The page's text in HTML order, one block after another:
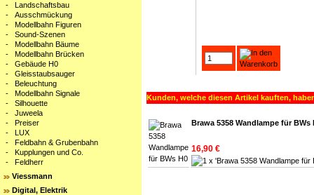
- Landschaftsbau
- Ausschmückung
- Modellbahn Figuren
- Sound-Szenen
- Modellbahn Bäume
- Modellbahn Brücken
- Gebäude H0
- Gleisstaubsauger
- Beleuchtung
- Modellbahn Signale
- Silhouette
- Juweela
- Preiser
- LUX
- Feldbahn & Grubenbahn
- Kupplungen und Co.
- Feldherr
Viessmann
Digital, Elektrik
Kunden, welche diesen Artikel kauften,
Brawa 5358 Wandlampe für BWs
16,90 €